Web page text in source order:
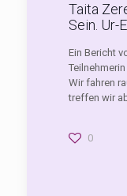
Taita
Sein. Ur-
Ein Bericht
Wir fahren
treffen wir
0